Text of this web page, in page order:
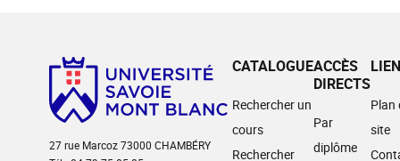
27 rue Marcoz 73000 CHAMBÉRY
CATALOGUE
Rechercher un
cours
Rechercher
ACCÈS
DIRECTS
Par
diplôme
Plan
site